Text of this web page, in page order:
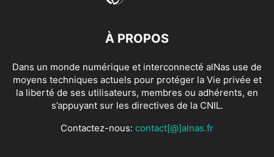
À PROPOS
Dans un monde numérique et interconnecté alNas use de
moyens techniques actuels pour protéger la Vie privée et
la liberté de ses utilisateurs, membres ou adhérents, en
s’appuyant sur les directives de la CNIL.
Contactez-nous: contact[@]alnas.fr